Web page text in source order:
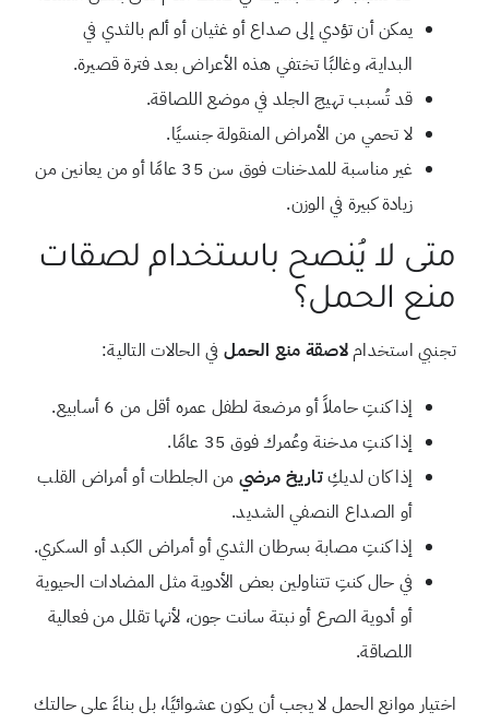
يمكن أن تؤدي إلى صداع أو غثيان أو ألم بالثدي في
البداية، وغالبًا تختفي هذه الأعراض بعد فترة قصيرة.
قد تُسبب تهيج الجلد في موضع اللصاقة.
لا تحمي من الأمراض المنقولة جنسيًا.
غير مناسبة للمدخنات فوق سن 35 عامًا أو من يعانين من
زيادة كبيرة في الوزن.
متى لا يُنصح باستخدام لصقات
منع الحمل؟
تجنبي استخداملاصقة منع الحمل في الحالات التالية:
إذا كنتِ حاملاً أو مرضعة لطفل عمره أقل من 6 أسابيع.
إذا كنتِ مدخنة وعُمرك فوق 35 عامًا.
إذا كان لديكِتاريخ مرضي من الجلطات أو أمراض القلب
أو الصداع النصفي الشديد.
إذا كنتِ مصابة بسرطان الثدي أو أمراض الكبد أو السكري.
في حال كنتِ تتناولين بعض الأدوية مثل المضادات الحيوية
أو أدوية الصرع أو نبتة سانت جون، لأنها تقلل من فعالية
اللصاقة.
اختيار موانع الحمل لا يجب أن يكون عشوائيًا، بل بناءً على حالتك